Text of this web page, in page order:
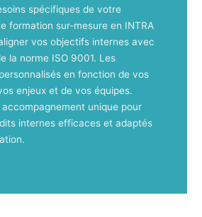
spécifiques de votre
formation sur-mesure en INTRA
vos objectifs internes avec
la norme ISO 9001. Les
en fonction de vos
enjeux et de vos équipes.
accompagnement unique pour
internes efficaces et adaptés